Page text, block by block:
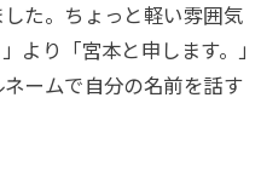
た。ちょっと軽い雰囲気
より「宮本と申します。」
ームで自分の名前を話す